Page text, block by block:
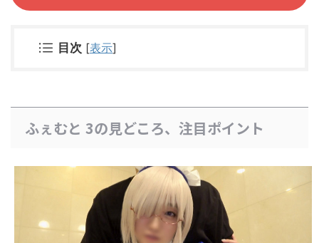
目次 [表示]
ふぇむと 3の見どころ、注目ポイント